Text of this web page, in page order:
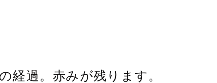
経過。赤みが残ります。